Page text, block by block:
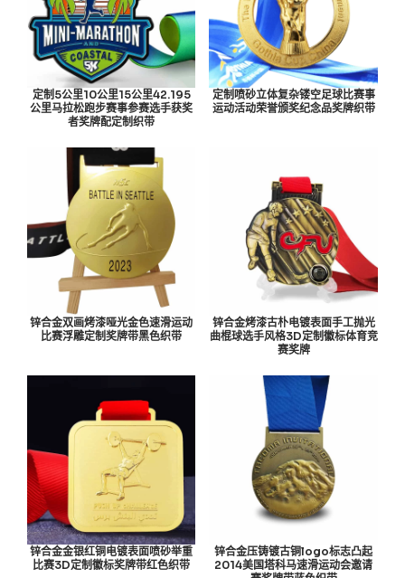
定制5公里10公里15公里42.195
公里马拉松跑步赛事参赛选手获奖
者奖牌配定制织带
定制喷砂立体复杂镂空足球比赛事
运动活动荣誉颁奖纪念品奖牌织带
锌合金双画烤漆哑光金色速滑运动
比赛浮雕定制奖牌带黑色织带
锌合金烤漆古朴电镀表面手工抛光
曲棍球选手风格3D定制徽标体育竞
赛奖牌
锌合金金银红铜电镀表面喷砂举重
比赛3D定制徽标奖牌带红色织带
锌合金压铸镀古铜logo标志凸起
2014美国塔科马速滑运动会邀请